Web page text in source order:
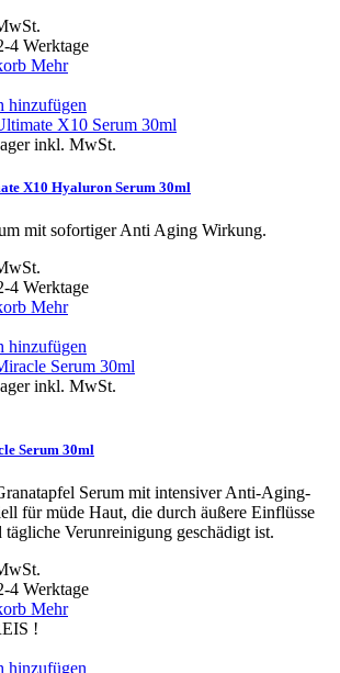
4 Werktage
Mehr
hinzufügen
inkl. MwSt.
X10 Hyaluron Serum 30ml
mit sofortiger Anti Aging Wirkung.
4 Werktage
Mehr
hinzufügen
inkl. MwSt.
Serum 30ml
Serum mit intensiver Anti-Aging-
für müde Haut, die durch äußere Einflüsse
tägliche Verunreinigung geschädigt ist.
4 Werktage
Mehr
!
hinzufügen